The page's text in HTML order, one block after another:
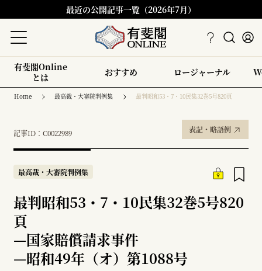
最近の公開記事一覧（2026年7月）
有斐閣Online
とは
おすすめ ロージャーナル
Home 最高裁・大審院判例集 最判昭和53・7・10民集32巻5号820頁
記事ID：C0022989 表記・略語例
最高裁・大審院判例集
最判昭和53・7・10民集32巻5号820
頁
—国家賠償請求事件
—昭和49年（オ）第1088号